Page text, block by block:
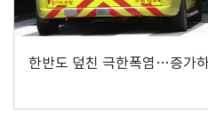
한반도 덮친 극한폭염…증가